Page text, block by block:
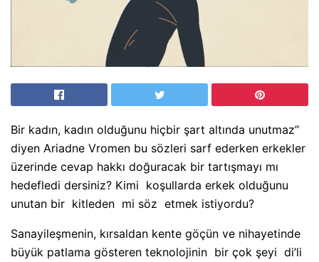
Bir kadın, kadın olduğunu hiçbir şart altında unutmaz’’
diyen Ariadne Vromen bu sözleri sarf ederken erkekler
üzerinde cevap hakkı doğuracak bir tartışmayı mı
hedefledi dersiniz? Kimi koşullarda erkek olduğunu
unutan bir kitleden mi söz etmek istiyordu?
Sanayileşmenin, kırsaldan kente göçün ve nihayetinde
büyük patlama gösteren teknolojinin bir çok şeyi di’li